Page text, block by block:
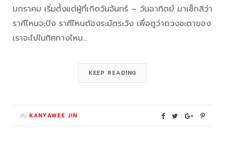
มกราคม เริ่มตั้งแต่ผู้ที่เกิดวันจันทร์ – วันอาทิตย์ มาเช็กสิว่า
ราศีไหนจะปัง ราศีไหนต้องระมัดระวัง เพื่อดูว่าดวงชะตาของ
เราจะไปในทิศทางไหน…
KEEP READING
By KANYAWEE JIN